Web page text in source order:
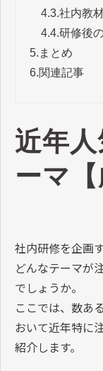
4.3.社内教
4.4.研修後
5. まとめ
6.関連記事
近年
ーマ【
社内研修を企画
どんなテーマが
でしょうか。
ここでは、数あ
おいて近年特に
紹介します。